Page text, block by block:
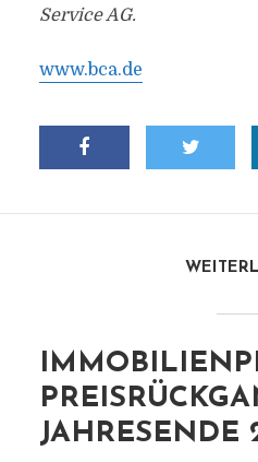
Service AG.
www.bca.de
JAHRESENDE